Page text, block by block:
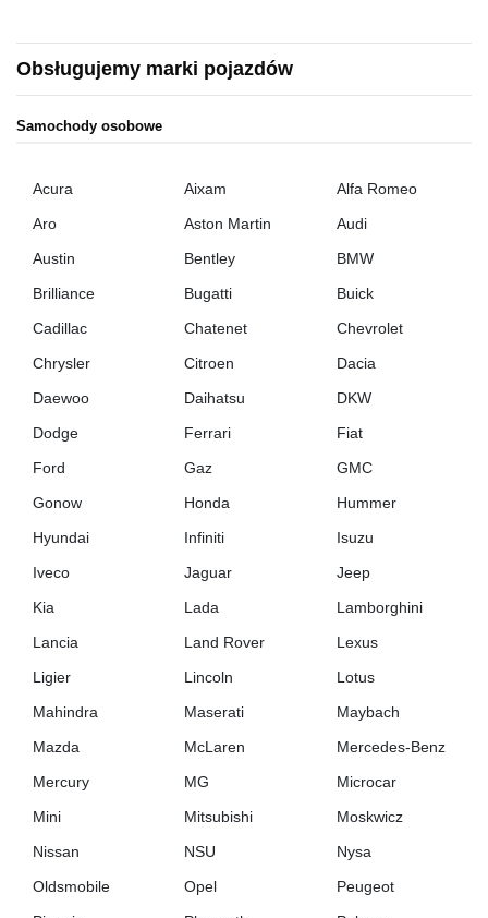
Obsługujemy marki pojazdów
Samochody osobowe
Acura Aixam
Alfa Romeo
Aro
Aston Martin
Audi
Austin
Bentley
BMW
Brilliance
Bugatti
Buick
Cadillac
Chatenet
Chevrolet
Chrysler
Citroen
Dacia
Daewoo
Daihatsu
DKW
Dodge
Ferrari
Fiat
Ford
Gaz
GMC
Gonow
Honda
Hummer
Hyundai
Infiniti
Isuzu
Iveco
Jaguar
Jeep
Kia
Lada
Lamborghini
Lancia
Land Rover
Lexus
Ligier
Lincoln
Lotus
Mahindra
Maserati
Maybach
Mazda
McLaren
Mercedes-Benz
Mercury
MG
Microcar
Mini
Mitsubishi
Moskwicz
Nissan
NSU
Nysa
Oldsmobile
Opel
Peugeot